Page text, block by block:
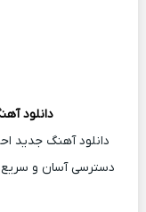
دانلود
دانلود آهنگ جدید
دسترسی آسان و